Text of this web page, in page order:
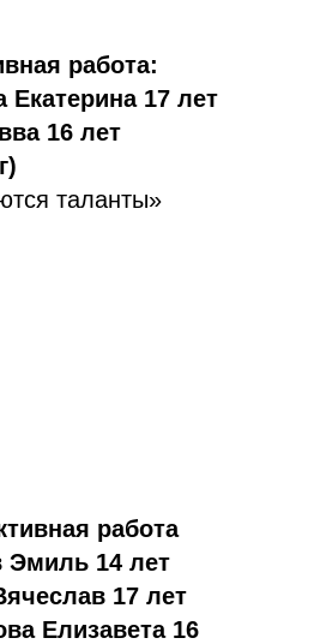
работа:
Екатерина 17 лет
16 лет
таланты»
работа
Эмиль 14 лет
17 лет
Елизавета 16